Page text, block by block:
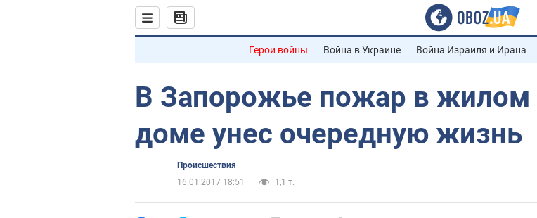
Герои войны Война в Украине Война Израиля и Ирана
В Запорожье пожар в жилом
доме унес очередную жизнь
Происшествия
16.01.2017 18:51
1,1 т.